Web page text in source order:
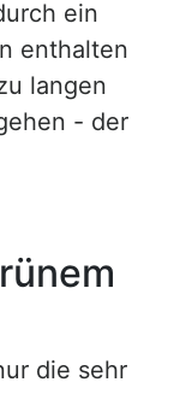
ein
enthalten
langen
- der
die sehr